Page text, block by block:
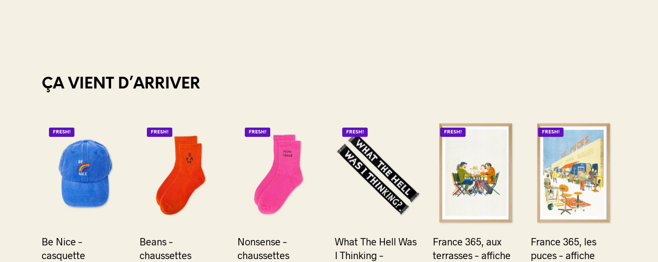
ÇA VIENT D’ARRIVER
FRESH!
Be Nice –
casquette
FRESH!
Beans –
chaussettes
FRESH!
Nonsense –
chaussettes
FRESH!
What The Hell Was
I Thinking –
FRESH!
France 365, aux
terrasses – affiche
FRESH!
France 365, les
puces – affiche